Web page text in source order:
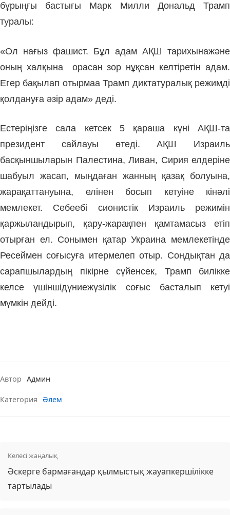
бұрыңғы бастығы Мapк Милли Дональд Трамп
туралы:
«Ол нағыз фашист. Бұл адам АҚШ тарихынажәне
оның халқына орасан зор нұқсан келтіретін адам.
Егер бақылап отырмаа Трамп диктатуралық режимді
қолдануға әзір адам» деді.
Естеріңізге сала кетсек 5 қараша күні АҚШ-та
президент сайлауы өтеді. АҚШ Израиль
басқыншыларын Палестина, Ливан, Сирия елдеріне
шабуыл жасап, мыңдаған жанның қазақ болуына,
жарақаттануына, елінен босып кетуіне кінәлі
мемлекет. Себеебі сионистік Израиль режимін
қаржыландырып, қару-жарақпен қамтамасыз етіп
отырған ел. Сонымен қатар Украина мемлекетінде
Ресеймен соғысуға итермелеп отыр. Сондықтан да
сарапшылардың пікірне сүйенсек, Трамп билікке
келсе үшіншідүниежүзілік соғыс басталып кетуі
мүмкін дейді.
Автор Админ
Категория Әлем
Келесі жаңалық
Әскерге бармағандар қылмыстық жауапкершілікке
тартылады